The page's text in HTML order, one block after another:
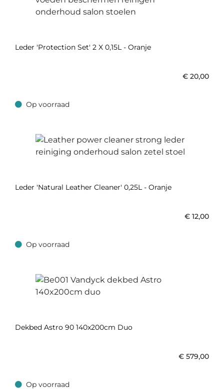
Leder 'Protection Set' 2 X 0,15L - Oranje
€ 20,00
Op voorraad
Op voorraad
Leder 'Natural Leather Cleaner' 0,25L - Oranje
€ 12,00
Op voorraad
Op voorraad
Dekbed Astro 90 140x200cm Duo
€ 579,00
Op voorraad